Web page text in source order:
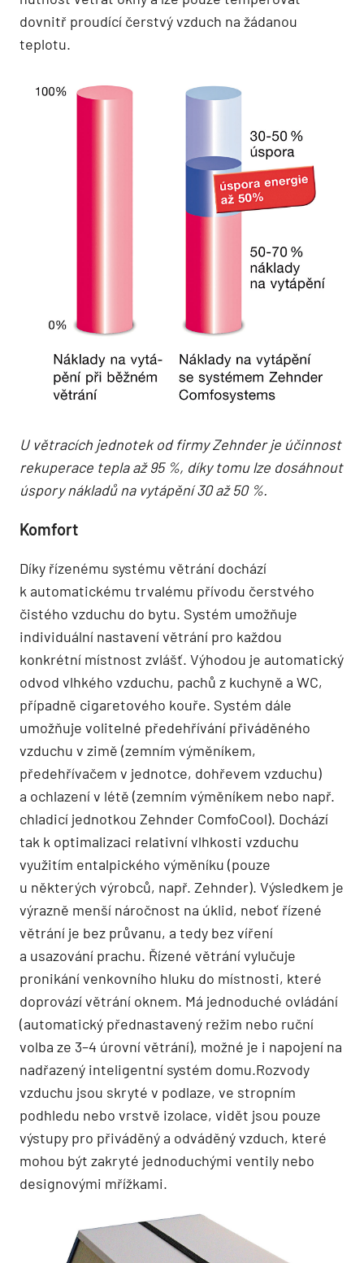
dovnitř proudící čerstvý vzduch na žádanou
teplotu.
U větracích jednotek od firmy Zehnder je účinnost
rekuperace tepla až 95 %, díky tomu lze dosáhnout
úspory nákladů na vytápění 30 až 50 %.
Komfort
Díky řízenému systému větrání dochází
k automatickému trvalému přívodu čerstvého
čistého vzduchu do bytu. Systém umožňuje
individuální nastavení větrání pro každou
konkrétní místnost zvlášť. Výhodou je automatický
odvod vlhkého vzduchu, pachů z kuchyně a WC,
případně cigaretového kouře. Systém dále
umožňuje volitelné předehřívání přiváděného
vzduchu v zimě (zemním výměníkem,
předehřívačem v jednotce, dohřevem vzduchu)
a ochlazení v létě (zemním výměníkem nebo např.
chladicí jednotkou Zehnder ComfoCool). Dochází
tak k optimalizaci relativní vlhkosti vzduchu
využitím entalpického výměníku (pouze
u některých výrobců, např. Zehnder). Výsledkem je
výrazně menší náročnost na úklid, neboť řízené
větrání je bez průvanu, a tedy bez víření
a usazování prachu. Řízené větrání vylučuje
pronikání venkovního hluku do místnosti, které
doprovází větrání oknem. Má jednoduché ovládání
(automatický přednastavený režim nebo ruční
volba ze 3–4 úrovní větrání), možné je i napojení na
nadřazený inteligentní systém domu.Rozvody
vzduchu jsou skryté v podlaze, ve stropním
podhledu nebo vrstvě izolace, vidět jsou pouze
výstupy pro přiváděný a odváděný vzduch, které
mohou být zakryté jednoduchými ventily nebo
designovými mřížkami.